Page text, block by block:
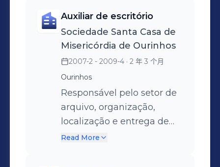
hospitalares,
medicamentos,
procedimentos clínicos e
cirúrgicos), inserção de
dados no sistema e
encerramento do processo
de faturamento.
Auxiliar de escritório
Sociedade Santa Casa de
Misericórdia de Ourinhos
2007-2 - 2009-4 · 2 年 3 个月
Ourinhos
Responsável pelo setor de
arquivo, organização,
localização e entrega de
prontuários. Zelando pelo
Read More